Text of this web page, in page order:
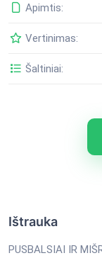
Apimtis:
Vertinimas:
Šaltiniai:
Ištrauka
PUSBALSIAI IR